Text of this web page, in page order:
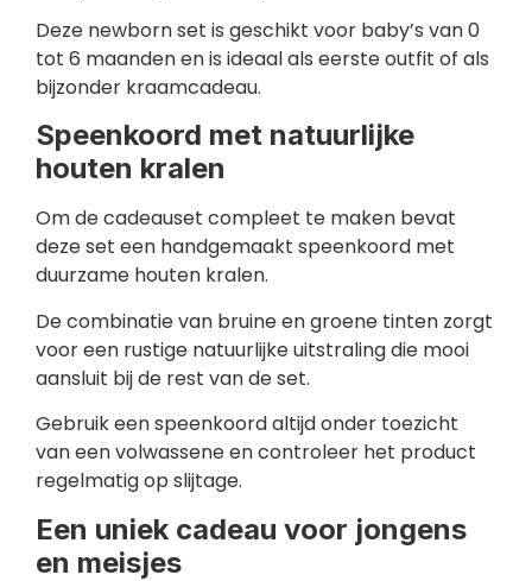
Deze newborn set is geschikt voor baby’s van 0
tot 6 maanden en is ideaal als eerste outfit of als
bijzonder kraamcadeau.
Speenkoord met natuurlijke
houten kralen
Om de cadeauset compleet te maken bevat
deze set een handgemaakt speenkoord met
duurzame houten kralen.
De combinatie van bruine en groene tinten zorgt
voor een rustige natuurlijke uitstraling die mooi
aansluit bij de rest van de set.
Gebruik een speenkoord altijd onder toezicht
van een volwassene en controleer het product
regelmatig op slijtage.
Een uniek cadeau voor jongens
en meisjes